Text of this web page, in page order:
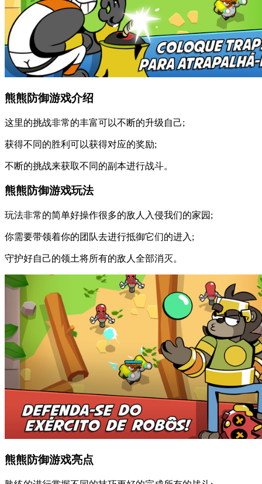
熊熊防御游戏介绍
这里的挑战非常的丰富可以不断的升级自己;
获得不同的胜利可以获得对应的奖励;
不断的挑战来获取不同的副本进行战斗。
熊熊防御游戏玩法
玩法非常的简单好操作很多的敌人入侵我们的家园;
你需要带领着你的团队去进行抵御它们的进入;
守护好自己的领土将所有的敌人全部消灭。
熊熊防御游戏亮点